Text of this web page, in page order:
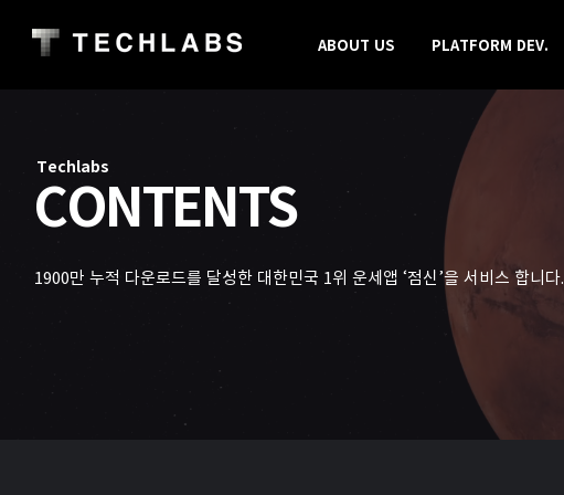
ABOUT US PLATFORM DEV.
Techlabs
CONTENTS
1900만 누적 다운로드를 달성한 대한민국 1위 운세앱 ‘점신’을 서비스 합니다.